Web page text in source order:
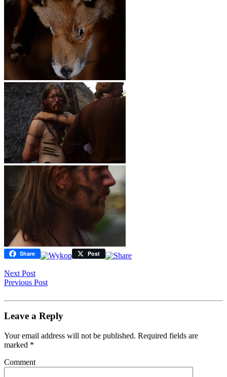
Share Post
Next Post
Previous Post
Leave a Reply
Your email address will not be published. Required fields are
marked *
Comment